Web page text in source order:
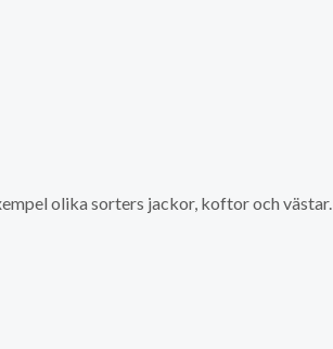
olika sorters jackor, koftor och västar.